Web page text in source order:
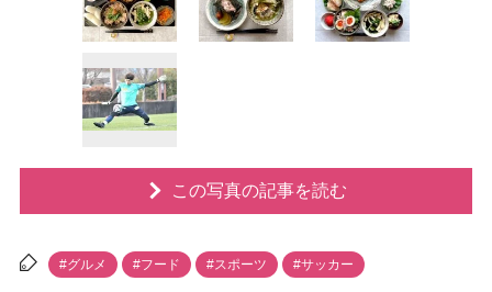
この写真の記事を読む
#グルメ #フード #スポーツ #サッカー